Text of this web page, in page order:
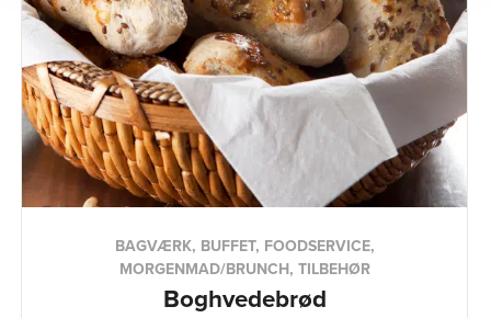
BAGVÆRK, BUFFET, FOODSERVICE,
MORGENMAD/BRUNCH, TILBEHØR
Boghvedebrød